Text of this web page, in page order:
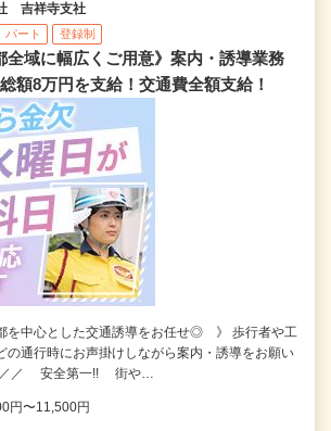
吉祥寺支社
パート 登録制
全域に幅広くご用意》案内・誘導業務
額8万円を支給！交通費全額支給！
を中心とした交通誘導をお任せ◎ 》 歩行者や工
の通行時にお声掛けしながら案内・誘導をお願い
／／ 安全第一!! 街や…
円〜11,500円